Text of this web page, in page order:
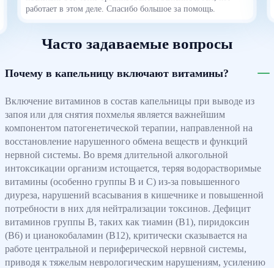
работает в этом деле. Спасибо большое за помощь.
Часто задаваемые вопросы
Почему в капельницу включают витамины?
Включение витаминов в состав капельницы при выводе из
запоя или для снятия похмелья является важнейшим
компонентом патогенетической терапии, направленной на
восстановление нарушенного обмена веществ и функций
нервной системы. Во время длительной алкогольной
интоксикации организм истощается, теряя водорастворимые
витамины (особенно группы В и С) из-за повышенного
диуреза, нарушений всасывания в кишечнике и повышенной
потребности в них для нейтрализации токсинов. Дефицит
витаминов группы В, таких как тиамин (В1), пиридоксин
(В6) и цианокобаламин (В12), критически сказывается на
работе центральной и периферической нервной системы,
приводя к тяжелым неврологическим нарушениям, усилению